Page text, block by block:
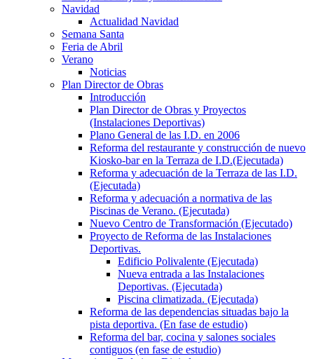
Navidad
Actualidad Navidad
Semana Santa
Feria de Abril
Verano
Noticias
Plan Director de Obras
Introducción
Plan Director de Obras y Proyectos
(Instalaciones Deportivas)
Plano General de las I.D. en 2006
Reforma del restaurante y construcción de nuevo
Kiosko-bar en la Terraza de I.D.(Ejecutada)
Reforma y adecuación de la Terraza de las I.D.
(Ejecutada)
Reforma y adecuación a normativa de las
Piscinas de Verano. (Ejecutada)
Nuevo Centro de Transformación (Ejecutado)
Proyecto de Reforma de las Instalaciones
Deportivas.
Edificio Polivalente (Ejecutada)
Nueva entrada a las Instalaciones
Deportivas. (Ejecutada)
Piscina climatizada. (Ejecutada)
Reforma de las dependencias situadas bajo la
pista deportiva. (En fase de estudio)
Reforma del bar, cocina y salones sociales
contiguos (en fase de estudio)